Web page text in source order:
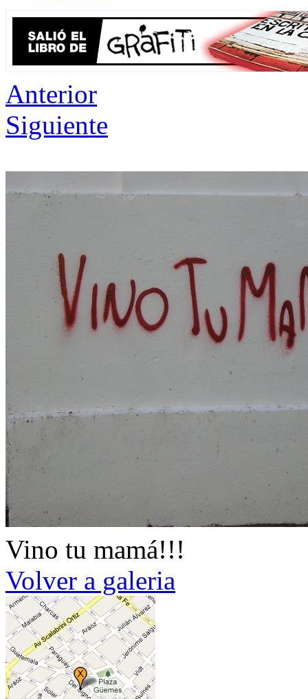
Anterior
Siguiente
Vino tu mamá!!!
Volver a galeria